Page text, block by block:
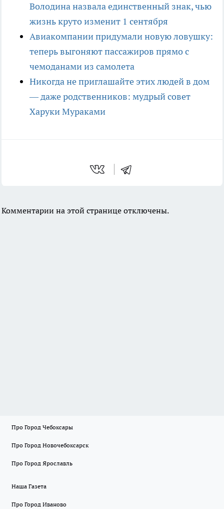
Володина назвала единственный знак, чью
жизнь круто изменит 1 сентября
Авиакомпании придумали новую ловушку:
теперь выгоняют пассажиров прямо с
чемоданами из самолета
Никогда не приглашайте этих людей в дом
— даже родственников: мудрый совет
Харуки Мураками
Комментарии на этой странице отключены.
Про Город Чебоксары
Про Город Новочебоксарск
Про Город Ярославль
Наша Газета
Про Город Иваново